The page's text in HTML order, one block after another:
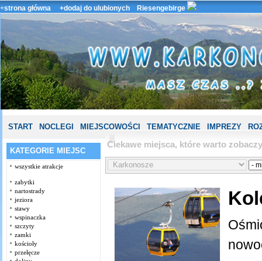
+strona główna +dodaj do ulubionych Riesengebirge
START NOCLEGI MIEJSCOWOŚCI TEMATYCZNIE IMPREZY
KATEGORIE MIEJSC
wszystkie atrakcje
zabytki
nartostrady
jeziora
stawy
wspinaczka
szczyty
zamki
kościoły
przełęcze
Ciekawe miejsca, które warto